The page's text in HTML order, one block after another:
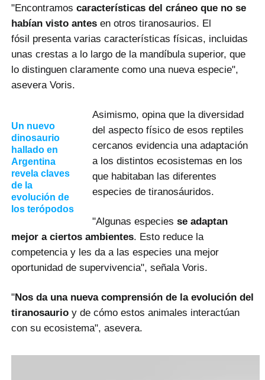
"Encontramos características del cráneo que no se
habían visto antesen otros tiranosaurios. El
fósil presenta varias características físicas, incluidas
unas crestas a lo largo de la mandíbula superior, que
lo distinguen claramente como una nueva especie",
asevera Voris.
Un nuevo
dinosaurio
hallado en
Argentina
revela claves
de la
evolución de
los terópodos
Asimismo, opina que la diversidad
del aspecto físico de esos reptiles
cercanos evidencia una adaptación
a los distintos ecosistemas en los
que habitaban las diferentes
especies de tiranosáuridos.
"Algunas especies se adaptan
mejor a ciertos ambientes. Esto reduce la
competencia y les da a las especies una mejor
oportunidad de supervivencia", señala Voris.
"Nos da una nueva comprensión de la evolución del
tiranosaurioy de cómo estos animales interactúan
con su ecosistema", asevera.